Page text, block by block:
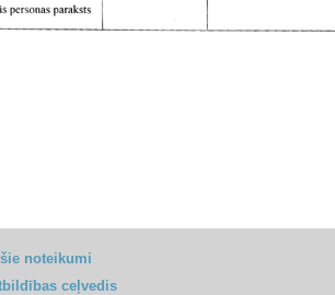
noteikumi
ceļvedis